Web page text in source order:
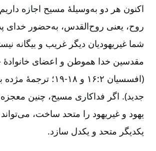
اکنون هر دو به‌وسیلۀ مسیح اجازه
روح‌، یعنی روح‌القدس‌، به‌حضور خدای
شما غیریهودیان دیگر غریب و بیگانه
مقدسین خدا هموطن و اعضای خانوادۀ
(افسسیان ۲:‏۱۶ و ۱۸-۱۹؛
جدید). اگر فداکاری مسیح‌، چنین
یهود و غیریهود را متحد ساخت‌، می‌تواند
یکدیگر متحد و یکدل سازد.